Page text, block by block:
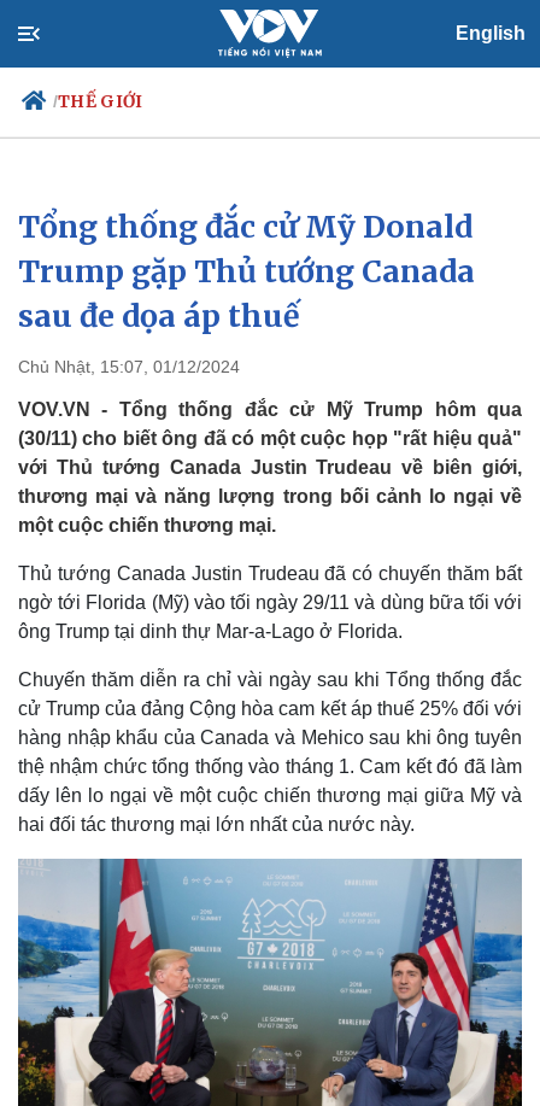
English
/THẾ GIỚI
Chính trị
Đảng
Tổ chức nhân sự
Quốc hội
Nhận diện sự thật
Xã hội
Tin 24h
Dự báo thời tiết
Giáo dục
Tổng thống đắc cử Mỹ Donald
Trump gặp Thủ tướng Canada
sau đe dọa áp thuế
Chủ Nhật, 15:07, 01/12/2024
VOV.VN - Tổng thống đắc cử Mỹ Trump hôm qua
(30/11) cho biết ông đã có một cuộc họp "rất hiệu quả"
với Thủ tướng Canada Justin Trudeau về biên giới,
thương mại và năng lượng trong bối cảnh lo ngại về
một cuộc chiến thương mại.
Thủ tướng Canada Justin Trudeau đã có chuyến thăm bất
ngờ tới Florida (Mỹ) vào tối ngày 29/11 và dùng bữa tối với
ông Trump tại dinh thự Mar-a-Lago ở Florida.
Chuyến thăm diễn ra chỉ vài ngày sau khi Tổng thống đắc
cử Trump của đảng Cộng hòa cam kết áp thuế 25% đối với
hàng nhập khẩu của Canada và Mehico sau khi ông tuyên
thệ nhậm chức tổng thống vào tháng 1. Cam kết đó đã làm
dấy lên lo ngại về một cuộc chiến thương mại giữa Mỹ và
hai đối tác thương mại lớn nhất của nước này.